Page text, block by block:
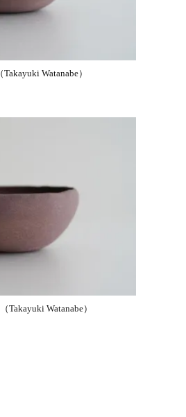
Watanabe）
Takayuki Watanabe）